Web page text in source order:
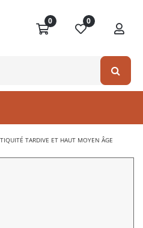
0 0
TARDIVE ET HAUT MOYEN ÂGE